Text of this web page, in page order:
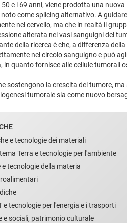
e i 69 anni, viene prodotta una nuova
come splicing alternativo. A
nel cervello, ma che in realtà il
alterata nei vasi sanguigni del
della ricerca è che, a differenza della
nel circolo sanguigno e può
in quanto fornisce alle cellule tumorali
sostengono la crescita del tumore, ma
tumorale sia come nuovo
e tecnologie dei materiali
Terra e tecnologie per l'ambiente
e tecnologie della materia
e tecnologie per l'energia e i trasporti
e sociali, patrimonio culturale